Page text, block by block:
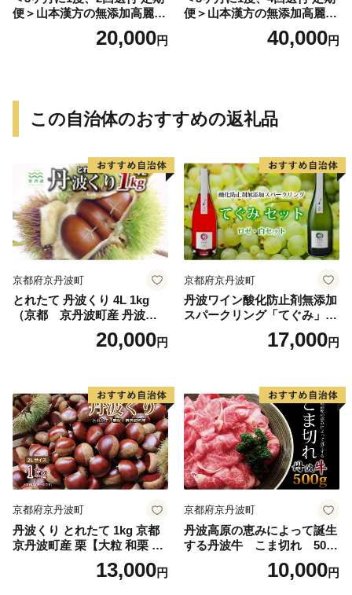
便＞山本漢方の無添加高麗人
20,000円
便＞山本漢方の無添加高麗人
40,000円
この自治体のおすすめの返礼品
京都府京丹波町
とれたて 丹波くり 4L 1kg
（京都 京丹波町産 丹波栗
生栗）【大粒 和栗 生栗 国産
栗 地域限定 丹波栗 くり 栗
20,000円
京都府京丹波町
丹波ワイン酸化防止剤無添加
スパークリング「てぐみ」ロ
ゼ・白セット【国産ぶどう使
用 ロゼワイン 白ワイン ワイ
17,000円
京都府京丹波町
丹波くり とれたて 1kg 京都
京丹波町産 栗【大粒 和栗 国
産栗 地域限定 くり 栗 栗ご
13,000円
京都府京丹波町
丹波高原の恵みによって誕生
する丹波牛 こま切れ 500g
【国産牛 切り落とし 便利 牛
コマ 牛細切れ 小間切れ】 ※
10,000円